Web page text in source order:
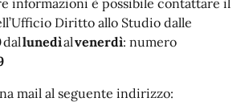
informazioni è possibile contattare il
Diritto allo Studio dalle
dallunedìalvenerdì: numero
mail al seguente indirizzo: